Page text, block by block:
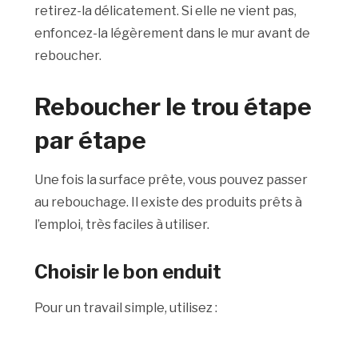
retirez-la délicatement. Si elle ne vient pas,
enfoncez-la légèrement dans le mur avant de
reboucher.
Reboucher le trou étape
par étape
Une fois la surface prête, vous pouvez passer
au rebouchage. Il existe des produits prêts à
l’emploi, très faciles à utiliser.
Choisir le bon enduit
Pour un travail simple, utilisez :